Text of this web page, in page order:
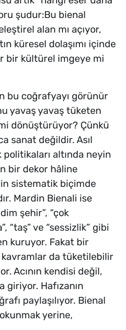
şudur:Bu bienal
alan mı açıyor,
küresel dolaşımı içinde
bir kültürel imgeye mi
bu coğrafyayı görünür
yavaş yavaş tüketen
dönüştürüyor? Çünkü
sanat değildir. Asıl
altında neyin
bir dekor hâline
sistematik biçimde
Mardin Bienali ise
şehir”, “çok
“taş” ve “sessizlik” gibi
kuruyor. Fakat bir
da tüketilebilir
Acının kendisi değil,
giriyor. Hafızanın
paylaşılıyor. Bienal
yerine,